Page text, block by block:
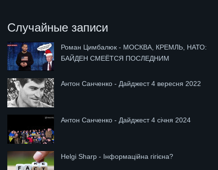
Случайные записи
Роман Цимбалюк - МОСКВА, КРЕМЛЬ, НАТО:
БАЙДЕН СМЕЁТСЯ ПОСЛЕДНИМ
Антон Санченко - Дайджест 4 вересня 2022
Антон Санченко - Дайджест 4 січня 2024
Helgi Sharp - Інформаційна гігієна?